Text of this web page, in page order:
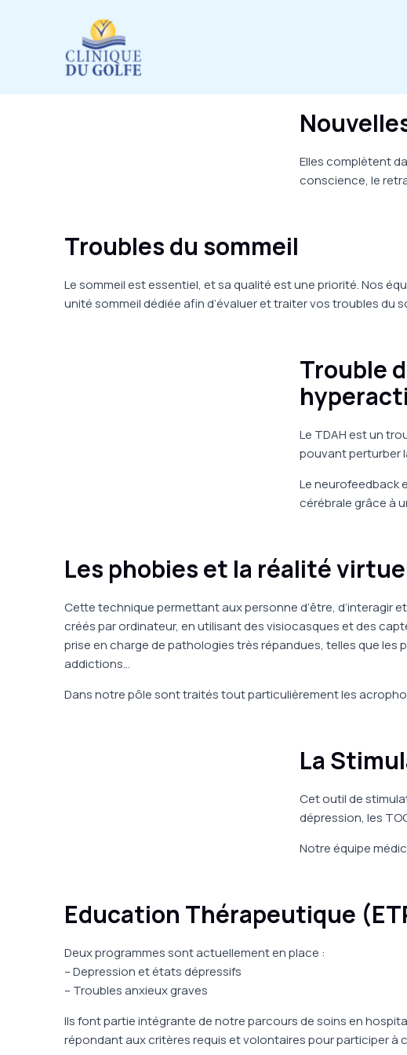
Elles complètent
conscience, le
Troubles du sommeil
Le sommeil est essentiel, et sa qualité est une priorité. Nos
unité sommeil dédiée afin d’évaluer et traiter vos troubles du
Trouble
Le TDAH est un
pouvant perturber
Le neurofeedback
cérébrale grâce à
Les phobies et la réalité
Cette technique permettant aux personne d’être, d’interagir
créés par ordinateur, en utilisant des visiocasques et des
prise en charge de pathologies très répandues, telles que
addictions…
Dans notre pôle sont traités tout particulièrement les
La
Cet outil de
dépression, les
Notre équipe
Education Thérapeutique
Deux programmes sont actuellement en place :
– Depression et états dépressifs
– Troubles anxieux graves
Ils font partie intégrante de notre parcours de soins en
répondant aux critères requis et volontaires pour participer à